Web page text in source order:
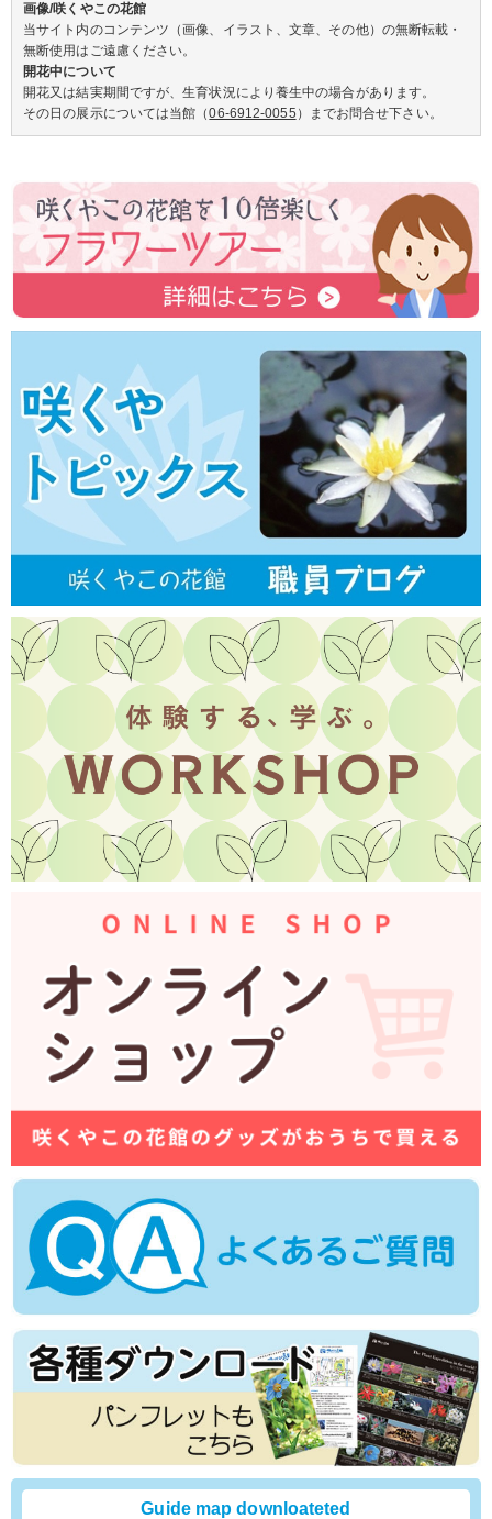
画像/咲くやこの花館
当サイト内のコンテンツ（画像、イラスト、文章、その他）の無断転載・
無断使用はご遠慮ください。
開花中について
開花又は結実期間ですが、生育状況により養生中の場合があります。
その日の展示については当館（06-6912-0055 ）までお問合せ下さい。
Guide map downloateted